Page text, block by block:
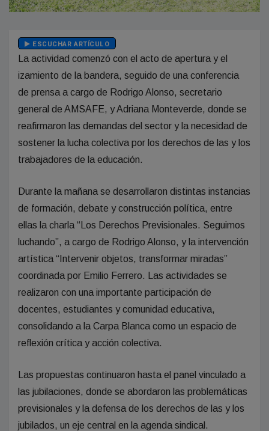
ESCUCHAR ARTÍCULO
La actividad comenzó con el acto de apertura y el
izamiento de la bandera, seguido de una conferencia
de prensa a cargo de Rodrigo Alonso, secretario
general de AMSAFE, y Adriana Monteverde, donde se
reafirmaron las demandas del sector y la necesidad de
sostener la lucha colectiva por los derechos de las y los
trabajadores de la educación.
Durante la mañana se desarrollaron distintas instancias
de formación, debate y construcción política, entre
ellas la charla “Los Derechos Previsionales. Seguimos
luchando”, a cargo de Rodrigo Alonso, y la intervención
artística “Intervenir objetos, transformar miradas”
coordinada por Emilio Ferrero. Las actividades se
realizaron con una importante participación de
docentes, estudiantes y comunidad educativa,
consolidando a la Carpa Blanca como un espacio de
reflexión crítica y acción colectiva.
Las propuestas continuaron hasta el panel vinculado a
las jubilaciones, donde se abordaron las problemáticas
previsionales y la defensa de los derechos de las y los
jubilados, un eje central en la agenda sindical.